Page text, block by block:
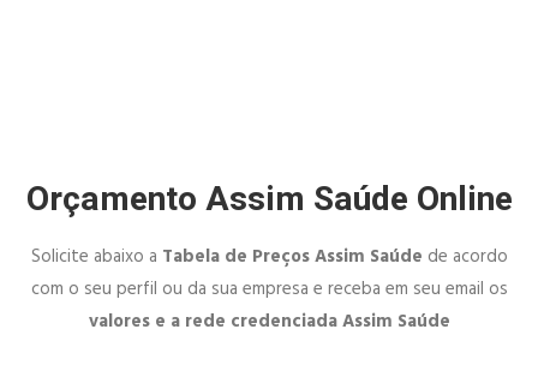
Orçamento Assim Saúde Online
Solicite abaixo a Tabela de Preços Assim Saúde de acordo
com o seu perfil ou da sua empresa e receba em seu email os
valores e a rede credenciada Assim Saúde